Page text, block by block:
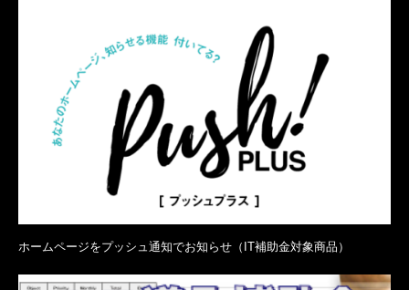
ホームページをプッシュ通知でお知らせ（IT補助金対象商品）